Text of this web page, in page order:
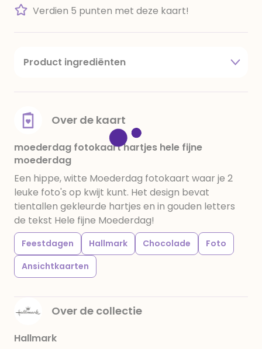
Verdien 5 punten met deze kaart!
Product ingrediënten
amandelen,cacaomassa, emulgator (sojalecithine),
voedingszuur: citroenzuur E 330, verdikkingsmiddel
E415, water, bevochtigingsmiddel E422, emulgator:
E433, kleurstoffen: E102, E110, E122: kan de activiteit en
concentratie van kinderen negatief beïnvloeden,
E133, E151. Chocolade bevat ten minste 34%
cacaobestanddelen. Kan sporen van gluten
bevatten. Koel en droog bewaren.
Over de kaart
moederdag fotokaart hartjes hele fijne
moederdag
Een hippe, witte Moederdag fotokaart waar je 2
leuke foto's op kwijt kunt. Het design bevat
tientallen gekleurde hartjes en in gouden letters
de tekst Hele fijne Moederdag!
Feestdagen Hallmark Chocolade
Foto
Ansichtkaarten
Over de collectie
Hallmark